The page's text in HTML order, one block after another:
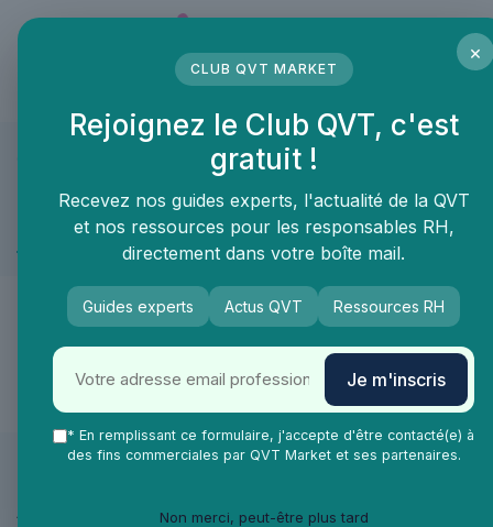
Prévention sante et bien-être
Prévention sante et bien-être ≫ Healthy food
Diététique
🙌
De nouveaux produits & services arrivent
très vite dans la catégorie Diététique !
Les articles par date
Août 2023
Septembre 2023
×
CLUB QVT MARKET
Rejoignez le Club QVT, c'est
gratuit !
Recevez nos guides experts, l'actualité de la QVT
et nos ressources pour les responsables RH,
directement dans votre boîte mail.
Guides experts Actus QVT Ressources RH
Je m'inscris
* En remplissant ce formulaire, j'accepte d'être contacté(e) à
des fins commerciales par QVT Market et ses partenaires.
Non merci, peut-être plus tard
Panneau de gestion des cookies